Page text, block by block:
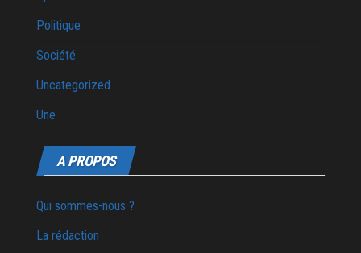
Politique
Société
Uncategorized
Une
A PROPOS
Qui sommes-nous ?
La rédaction